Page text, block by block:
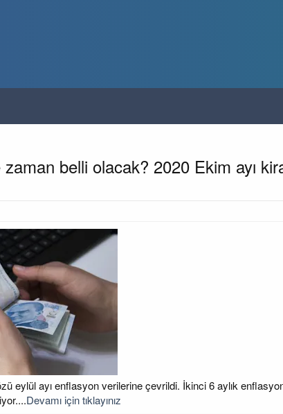
belli olacak? 2020 Ekim ayı
eylül ayı enflasyon verilerine çevrildi. İkinci 6 aylık
Devamı için tıklayınız